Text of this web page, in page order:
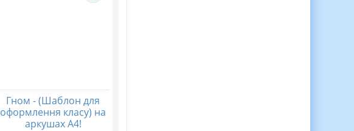
Гном - (Шаблон для
оформлення класу) на
аркушах А4!